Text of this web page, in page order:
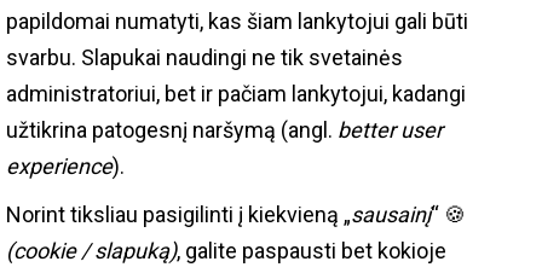
papildomai numatyti, kas šiam lankytojui gali būti
svarbu. Slapukai naudingi ne tik svetainės
administratoriui, bet ir pačiam lankytojui, kadangi
užtikrina patogesnį naršymą (angl. better user
experience).
Norint tiksliau pasigilinti į kiekvieną „sausainį“ 🍪
(cookie / slapuką), galite paspausti bet kokioje